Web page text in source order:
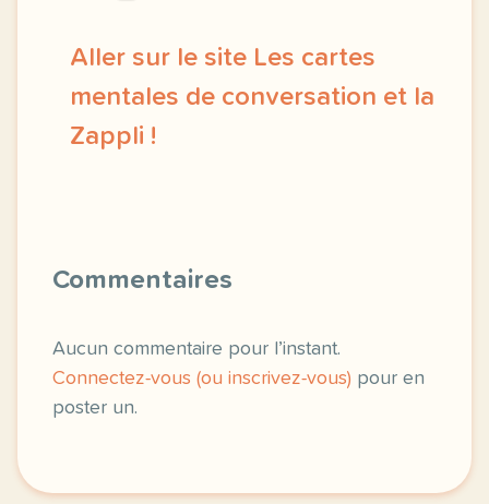
Aller sur le site Les cartes
mentales de conversation et la
Zappli !
Commentaires
Aucun commentaire pour l’instant.
Connectez-vous (ou inscrivez-vous) pour en
poster un.